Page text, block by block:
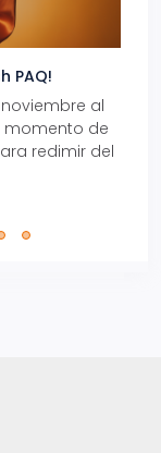
PAQ!
al
momento de
redimir del